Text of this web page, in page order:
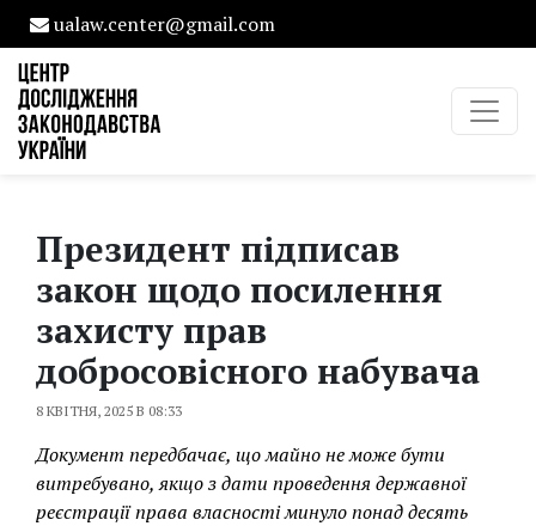
ualaw.center@gmail.com
Президент підписав
закон щодо посилення
захисту прав
добросовісного набувача
8 КВІТНЯ, 2025 В 08:33
Документ передбачає, що майно не може бути
витребувано, якщо з дати проведення державної
реєстрації права власності минуло понад десять